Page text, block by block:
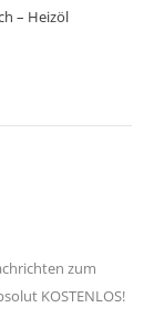
– Heizöl
zum
KOSTENLOS!